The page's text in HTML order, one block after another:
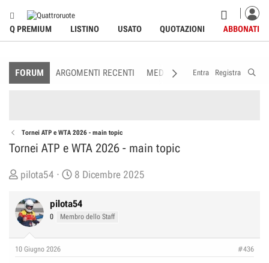
Q PREMIUM LISTINO USATO QUOTAZIONI ABBONATI
FORUM ARGOMENTI RECENTI MEDIA MEMBRI
Entra Registra
Tornei ATP e WTA 2026 - main topic
Tornei ATP e WTA 2026 - main topic
C
e
a
o
pilota54
D
t
a
8 Dicembre 2025
pilota54
0 Membro dello Staff
10 Giugno 2026 #436